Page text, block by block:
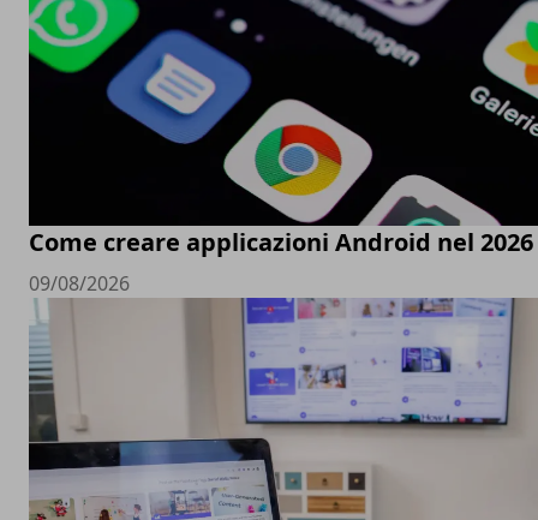
Come creare applicazioni Android nel 2026
09/08/2026